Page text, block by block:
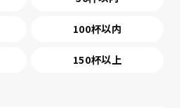
100杯以内
150杯以上